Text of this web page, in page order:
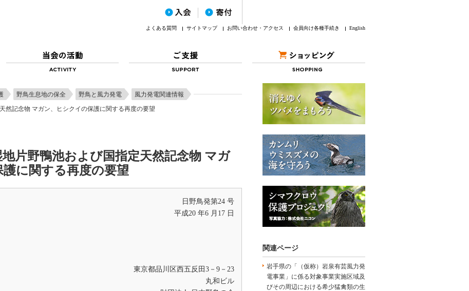
よくある質問 サイトマップ お問い合わせ・アクセス 会員向け各種手続き English
野鳥生息地の保全 野鳥と風力発電
風力発電関連情報
然記念物 マガン、ヒシクイの保護に関する再度の要望
片野鴨池および国指定天然記念物 マガ
に関する再度の要望
日野鳥発第24 号
平成20 年6 月17 日
東京都品川区西五反田3－9－23
丸和ビル
関連ページ
岩手県の「（仮称）岩泉有芸風力発
電事業」に係る対象事業実施区域及
びその周辺における希少猛禽類の生